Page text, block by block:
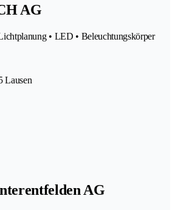
AG
• LED • Beleuchtungskörper
Lausen
AG